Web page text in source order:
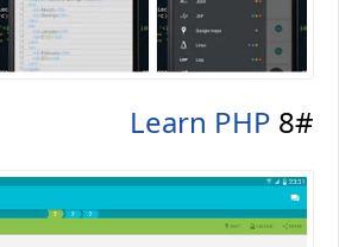
Learn PHP 8#